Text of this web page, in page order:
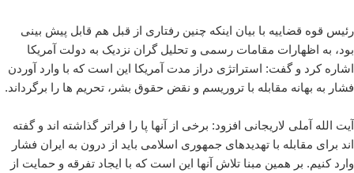
رئیس قوه قضاییه با بیان اینکه چنین رفتاری از قبل هم قابل پیش بینی
بود، به اظهارات مقامات رسمی و تحلیل گران نزدیک به دولت آمریکا
اشاره کرد و گفت: استراتژی دراز مدت آمریکا این است که با وارد آوردن
فشار به بهانه مقابله با تروریسم و نقض حقوق بشر، تحریم ها را برگرداند.
آیت الله آملی لاریجانی افزود: برخی از آنها پا را فراتر گذاشته اند و گفته
اند برای مقابله با تهدیدهای جمهوری اسلامی باید از درون به ایران فشار
وارد کنیم. بر همین مبنا تلاش آنها این است که با ایجاد تفرقه و حمایت از